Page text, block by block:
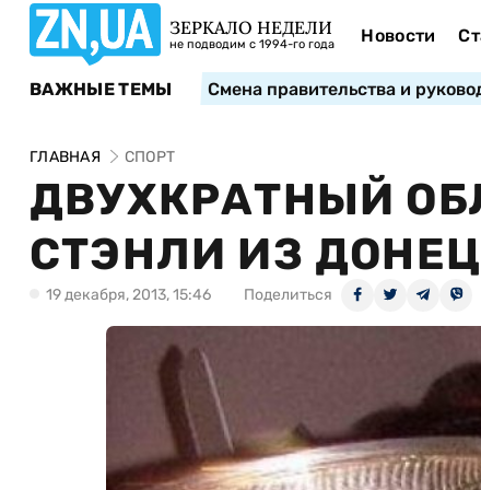
ЗЕРКАЛО НЕДЕЛИ
не подводим с 1994-го года Новости
ВАЖНЫЕ ТЕМЫ Смена правительства и
ГЛАВНАЯ СПОРТ
ДВУХКРАТНЫЙ
СТЭНЛИ ИЗ
19 декабря, 2013, 15:46 Поделиться